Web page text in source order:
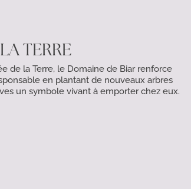
TERRE
de la Terre, le Domaine de Biar renforce
en plantant de nouveaux arbres
un symbole vivant à emporter chez eux.